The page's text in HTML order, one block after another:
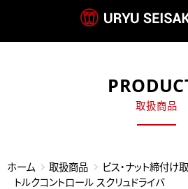
取扱商品
ホーム 取扱商品
ビス・ナット締付け
トルクコントロール スクリュドライバ